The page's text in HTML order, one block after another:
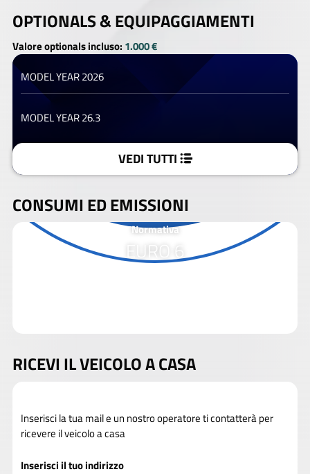
OPTIONALS &EQUIPAGGIAMENTI
Valore optionals incluso: 1.000 €
MODEL YEAR 2026
MODEL YEAR 26.3
VEDI TUTTI
CONSUMI ED EMISSIONI
Normativa
EURO 6
RICEVI IL VEICOLO A CASA
Inserisci la tua mail e un nostro operatore ti contatterà per
ricevere il veicolo a casa
Inserisci il tuo indirizzo